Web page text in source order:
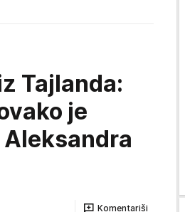
Tajlanda:
je
Komentariši